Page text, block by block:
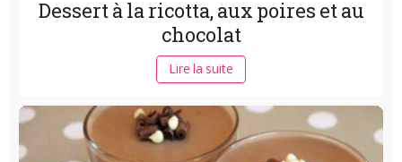
Dessert à la ricotta, aux poires et au
chocolat
Lire la suite